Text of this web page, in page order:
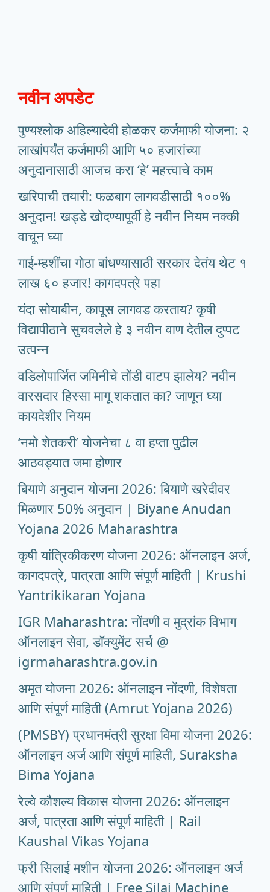
नवीन अपडेट
पुण्यश्लोक अहिल्यादेवी होळकर कर्जमाफी योजना: २
लाखांपर्यंत कर्जमाफी आणि ५० हजारांच्या
अनुदानासाठी आजच करा ‘हे’ महत्त्वाचे काम
खरिपाची तयारी: फळबाग लागवडीसाठी १००%
अनुदान! खड्डे खोदण्यापूर्वी हे नवीन नियम नक्की
वाचून घ्या
गाई-म्हशींचा गोठा बांधण्यासाठी सरकार देतंय थेट १
लाख ६० हजार! कागदपत्रे पहा
यंदा सोयाबीन, कापूस लागवड करताय? कृषी
विद्यापीठाने सुचवलेले हे ३ नवीन वाण देतील दुप्पट
उत्पन्न
वडिलोपार्जित जमिनीचे तोंडी वाटप झालेय? नवीन
वारसदार हिस्सा मागू शकतात का? जाणून घ्या
कायदेशीर नियम
‘नमो शेतकरी’ योजनेचा ८ वा हप्ता पुढील
आठवड्यात जमा होणार
बियाणे अनुदान योजना 2026: बियाणे खरेदीवर
मिळणार 50% अनुदान | Biyane Anudan
Yojana 2026 Maharashtra
कृषी यांत्रिकीकरण योजना 2026: ऑनलाइन अर्ज,
कागदपत्रे, पात्रता आणि संपूर्ण माहिती | Krushi
Yantrikikaran Yojana
IGR Maharashtra: नोंदणी व मुद्रांक विभाग
ऑनलाइन सेवा, डॉक्युमेंट सर्च @
igrmaharashtra.gov.in
अमृत योजना 2026: ऑनलाइन नोंदणी, विशेषता
आणि संपूर्ण माहिती (Amrut Yojana 2026)
(PMSBY) प्रधानमंत्री सुरक्षा विमा योजना 2026:
ऑनलाइन अर्ज आणि संपूर्ण माहिती, Suraksha
Bima Yojana
रेल्वे कौशल्य विकास योजना 2026: ऑनलाइन
अर्ज, पात्रता आणि संपूर्ण माहिती | Rail
Kaushal Vikas Yojana
फ्री सिलाई मशीन योजना 2026: ऑनलाइन अर्ज
आणि संपूर्ण माहिती | Free Silai Machine